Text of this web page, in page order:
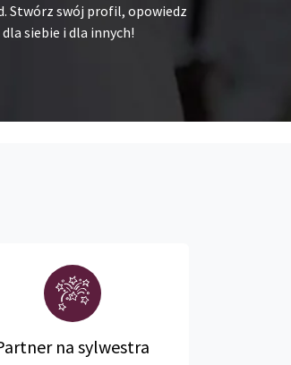
Stwórz swój profil, opowiedz
siebie i dla innych!
na sylwestra